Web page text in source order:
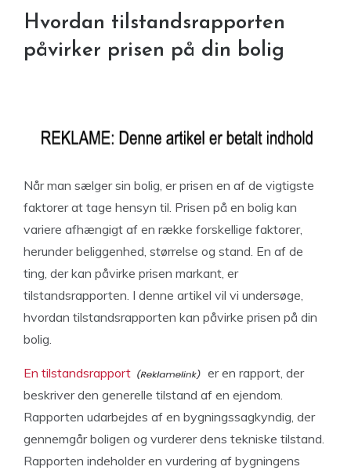
Hvordan tilstandsrapporten
påvirker prisen på din bolig
Når man sælger sin bolig, er prisen en af de vigtigste
faktorer at tage hensyn til. Prisen på en bolig kan
variere afhængigt af en række forskellige faktorer,
herunder beliggenhed, størrelse og stand. En af de
ting, der kan påvirke prisen markant, er
tilstandsrapporten. I denne artikel vil vi undersøge,
hvordan tilstandsrapporten kan påvirke prisen på din
bolig.
En tilstandsrapport
er en rapport, der
beskriver den generelle tilstand af en ejendom.
Rapporten udarbejdes af en bygningssagkyndig, der
gennemgår boligen og vurderer dens tekniske tilstand.
Rapporten indeholder en vurdering af bygningens